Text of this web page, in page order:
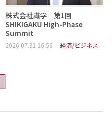
株式会社識学 第1回
SHIKIGAKU High-Phase
Summit
2026.07.31 16:56 経済/ビジネス